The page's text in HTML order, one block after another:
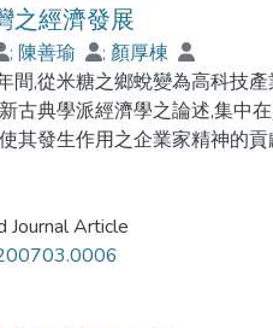
之經濟發展
; 陳善瑜 ;顏厚棟
間,從米糖之鄉蛻變為高科技
古典學派經濟學之論述,集中
其發生作用之企業家精神的
謀取利益的研究,更是付諸闕
神在臺灣經濟發展的角色,企
擊戰術的策略,採用階段性的
獨特性,但是台灣經濟發展的
Journal Article